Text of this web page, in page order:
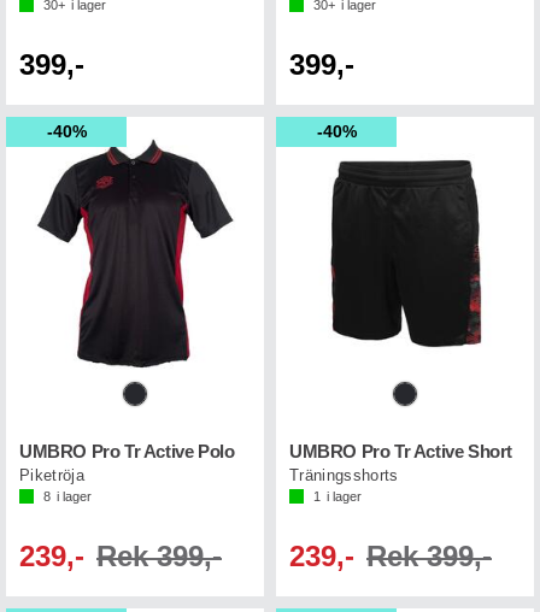
30+ i lager
399,-
30+ i lager
399,-
40%
UMBRO Pro Tr Active Polo
Piketröja
8 i lager
239,- Rek 399,-
40%
UMBRO Pro Tr Active Short
Träningsshorts
1 i lager
239,- Rek 399,-